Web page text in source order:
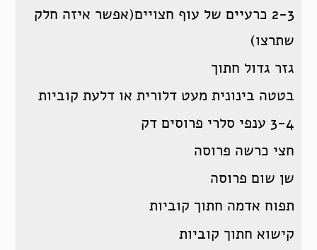
2-3 כרעיים של עוף חצויים(אפשר איזה חלק
שתרצו)
גזר גדול חתוך
בטטה בינונית מעט דלורית או דלעת קוביות
3-4 ענפי סלרי פרוסים דק
חצי כרשה פרוסה
שן שום פרוסה
תפוח אדמה חתוך קוביות
קישוא חתוך קוביות